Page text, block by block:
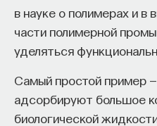
в науке о полимерах и в
части полимерной
уделяться
Самый простой пример
адсорбируют большое
биологической
революцию и найти своё
будущем! ​
Заполните анкету и
чтобы стать
https://postnauka.org/
становятся эндогенными.
Поведение
клетках пока плохо
продвинуться в
помогло изучение «